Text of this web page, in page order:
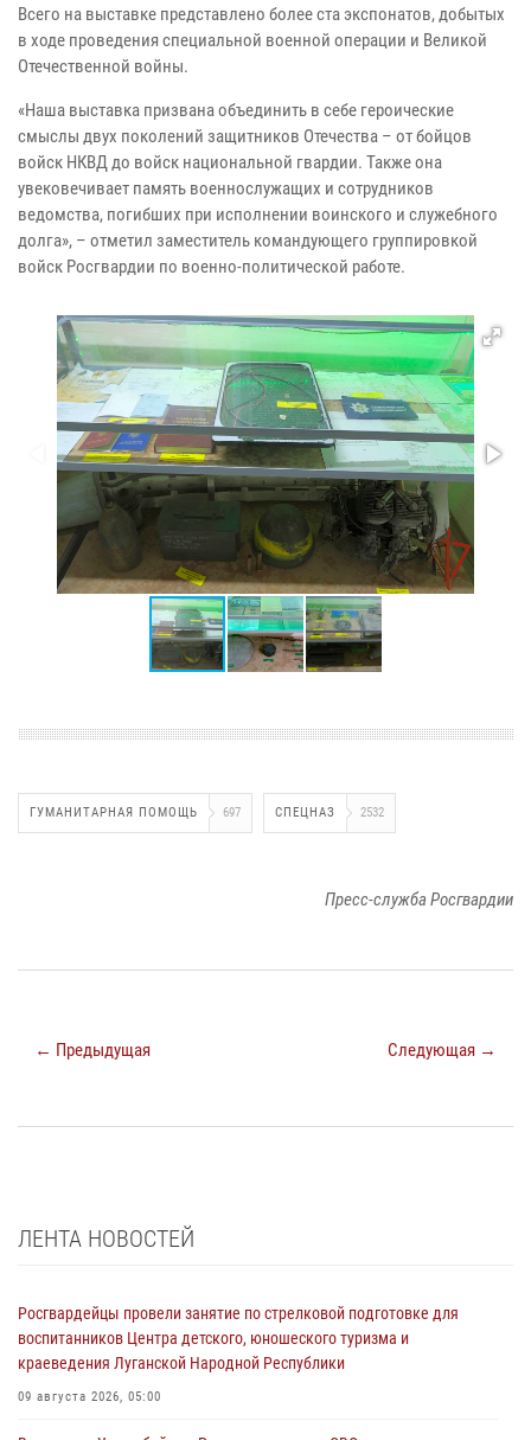
Всего на выставке представлено более ста экспонатов, добытых
в ходе проведения специальной военной операции и Великой
Отечественной войны.
«Наша выставка призвана объединить в себе героические
смыслы двух поколений защитников Отечества – от бойцов
войск НКВД до войск национальной гвардии. Также она
увековечивает память военнослужащих и сотрудников
ведомства, погибших при исполнении воинского и служебного
долга», – отметил заместитель командующего группировкой
войск Росгвардии по военно-политической работе.
ГУМАНИТАРНАЯ ПОМОЩЬ 697 СПЕЦНАЗ 2532
Пресс-служба Росгвардии
← Предыдущая Следующая →
ЛЕНТА НОВОСТЕЙ
Росгвардейцы провели занятие по стрелковой подготовке для
воспитанников Центра детского, юношеского туризма и
краеведения Луганской Народной Республики
09 августа 2026, 05:00